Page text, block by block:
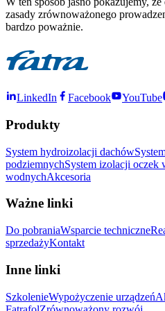
zasady zrównoważonego
bardzo poważnie.
LinkedIn Facebook YouTube
Produkty
System hydroizolacji dachów
podziemnychSystem izolacji
wodnychAkcesoria
Ważne linki
Do pobraniaWsparcie techniczne
sprzedażyKontakt
Inne linki
SzkolenieWypożyczenie urządzeń